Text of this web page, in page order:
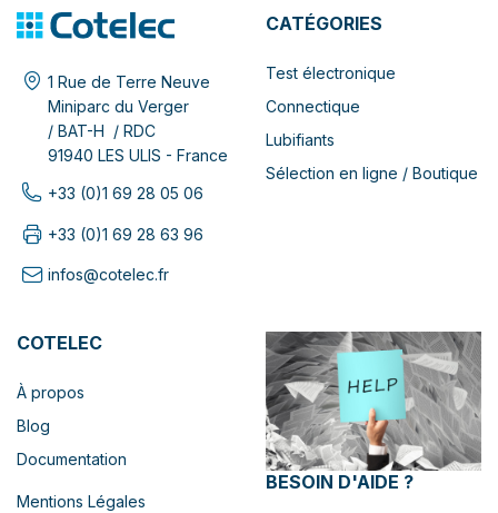
1 Rue de Terre Neuve
Miniparc du Verger
/ BAT-H / RDC
91940 LES ULIS - France
+33 (0)1 69 28 05 06
+33 (0)1 69 28 63 96
infos@cotelec.fr
CATÉGORIES
Test électronique
Connectique
Lubifiants
Sélection en ligne / Boutique
COTELEC
À propos
Blog
Documentation
Mentions Légales
BESOIN D'AIDE ?